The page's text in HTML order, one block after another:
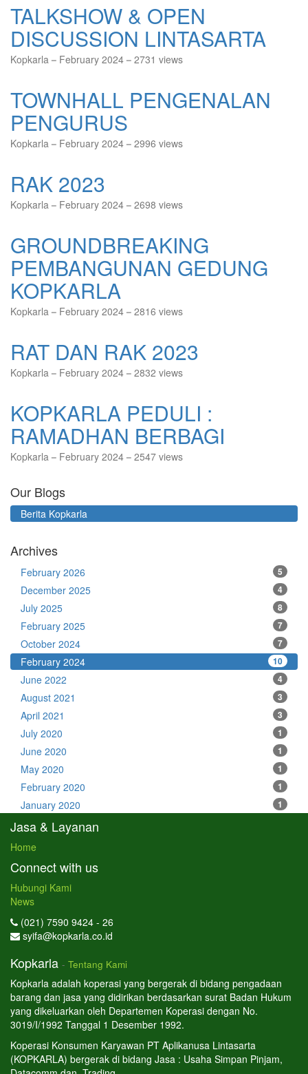
TALKSHOW & OPEN
DISCUSSION LINTASARTA
Kopkarla February 2024 2731 views
TOWNHALL PENGENALAN
PENGURUS
Kopkarla February 2024 2996 views
RAK 2023
Kopkarla February 2024 2698 views
GROUNDBREAKING
PEMBANGUNAN GEDUNG
KOPKARLA
Kopkarla February 2024 2816 views
RAT DAN RAK 2023
Kopkarla February 2024 2832 views
KOPKARLA PEDULI :
RAMADHAN BERBAGI
Kopkarla February 2024 2547 views
Our Blogs
Berita Kopkarla
Archives
February 2026 5
December 2025 4
July 2025 8
February 2025 7
October 2024 7
February 2024 10
June 2022 4
August 2021 3
April 2021 3
July 2020 1
June 2020 1
May 2020 1
February 2020 1
January 2020 1
Jasa & Layanan
Home
Connect with us
Hubungi Kami
News
(021) 7590 9424 - 26
syifa@kopkarla.co.id
Kopkarla - Tentang Kami
Kopkarla adalah koperasi yang bergerak di bidang pengadaan
barang dan jasa yang didirikan berdasarkan surat Badan Hukum
yang dikeluarkan oleh Departemen Koperasi dengan No.
3019/I/1992 Tanggal 1 Desember 1992.
Koperasi Konsumen Karyawan PT Aplikanusa Lintasarta
(KOPKARLA) bergerak di bidang Jasa : Usaha Simpan Pinjam,